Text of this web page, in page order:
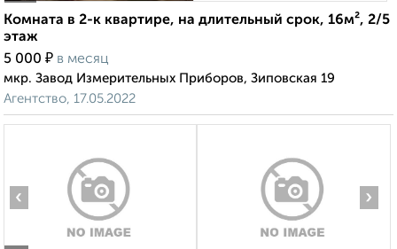
Комната в 2-к квартире, на длительный срок, 16м², 2/5
этаж
5 000 ₽ в месяц
мкр. Завод Измерительных Приборов, Зиповская 19
Агентство, 17.05.2022
‹ ›